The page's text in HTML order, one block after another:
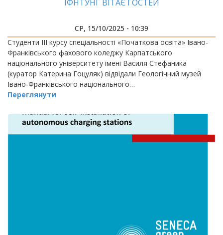
ІФНТУНГ ВІТАЄ ГОСТЕЙ
СР, 15/10/2025 - 10:39
Студенти ІІІ курсу спеціальності «Початкова освіта» Івано-
Франківського фахового коледжу Карпатського
національного університету імені Василя Стефаника
(куратор Катерина Гоцуляк) відвідали Геологічний музей
Івано-Франківського національного…
Переглянути